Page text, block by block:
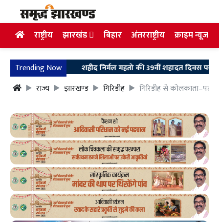
राष्ट्रीय झारखंड बिहार अंतरराष्ट्रीय क्राइम न्यूज
Trending Nowशहीद निर्मल महतो की 39वीं शहादत दिवस पर उलियान
राज्य
झारखण्ड गिरिडीह गिरिडीह से